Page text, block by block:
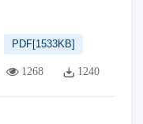
PDF[1533KB]
1268 1240